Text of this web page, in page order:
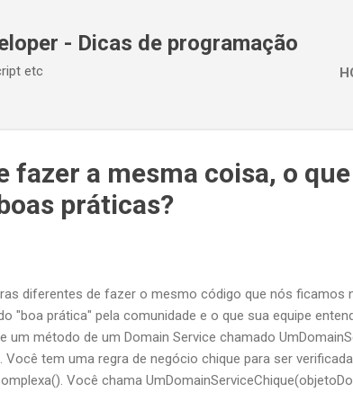
- Dicas de programação
etc
fazer a mesma coisa, o
práticas?
diferentes de fazer o mesmo código que nós ficamos
"boa prática" pela comunidade e o que sua equipe
um método de um Domain Service chamado
Você tem uma regra de negócio chique para ser
Você chama